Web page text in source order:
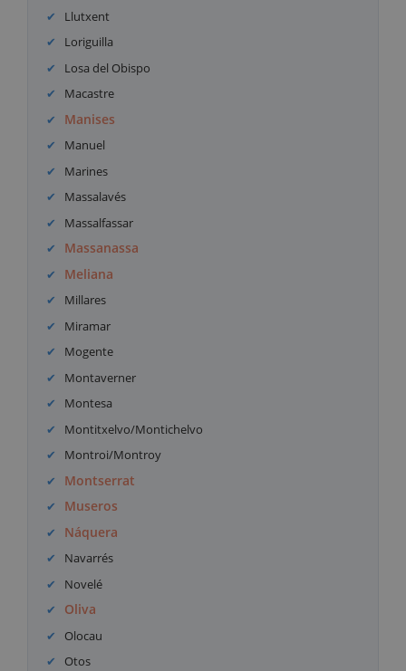
Llutxent
Loriguilla
Losa del Obispo
Macastre
Manises
Manuel
Marines
Massalavés
Massalfassar
Massanassa
Meliana
Millares
Miramar
Mogente
Montaverner
Montesa
Montitxelvo/Montichelvo
Montroi/Montroy
Montserrat
Museros
Náquera
Navarrés
Novelé
Oliva
Olocau
Otos